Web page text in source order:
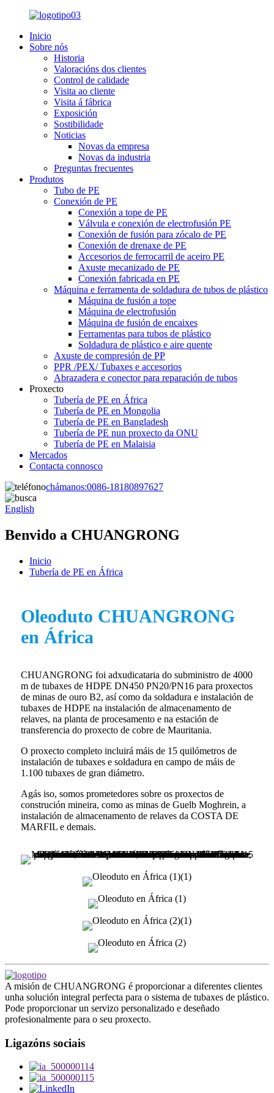
Inicio
Sobre nós
Historia
Valoracións dos clientes
Control de calidade
Visita ao cliente
Visita á fábrica
Exposición
Sostibilidade
Noticias
Novas da empresa
Novas da industria
Preguntas frecuentes
Produtos
Tubo de PE
Conexión de PE
Conexión a tope de PE
Válvula e conexión de electrofusión PE
Conexión de fusión para zócalo de PE
Conexión de drenaxe de PE
Accesorios de ferrocarril de aceiro PE
Axuste mecanizado de PE
Conexión fabricada en PE
Máquina e ferramenta de soldadura de tubos de plástico
Máquina de fusión a tope
Máquina de electrofusión
Máquina de fusión de encaixes
Ferramentas para tubos de plástico
Soldadura de plástico e aire quente
Axuste de compresión de PP
PPR /PEX/ Tubaxes e accesorios
Abrazadera e conector para reparación de tubos
Proxecto
Tubería de PE en África
Tubería de PE en Mongolia
Tubería de PE en Bangladesh
Tubería de PE nun proxecto da ONU
Tubería de PE en Malaisia
Mercados
Contacta connosco
chámanos:0086-18180897627
English
Benvido a CHUANGRONG
Inicio
Tubería de PE en África
Oleoduto CHUANGRONG
en África
CHUANGRONG foi adxudicataria do subministro de 4000
m de tubaxes de HDPE DN450 PN20/PN16 para proxectos
de minas de ouro B2, así como da soldadura e instalación de
tubaxes de HDPE na instalación de almacenamento de
relaves, na planta de procesamento e na estación de
transferencia do proxecto de cobre de Mauritania.
O proxecto completo incluirá máis de 15 quilómetros de
instalación de tubaxes e soldadura en campo de máis de
1.100 tubaxes de gran diámetro.
Agás iso, somos prometedores sobre os proxectos de
construción mineira, como as minas de Guelb Moghrein, a
instalación de almacenamento de relaves da COSTA DE
MARFIL e demais.
A misión de CHUANGRONG é proporcionar a diferentes clientes
unha solución integral perfecta para o sistema de tubaxes de plástico.
Pode proporcionar un servizo personalizado e deseñado
profesionalmente para o seu proxecto.
Ligazóns sociais